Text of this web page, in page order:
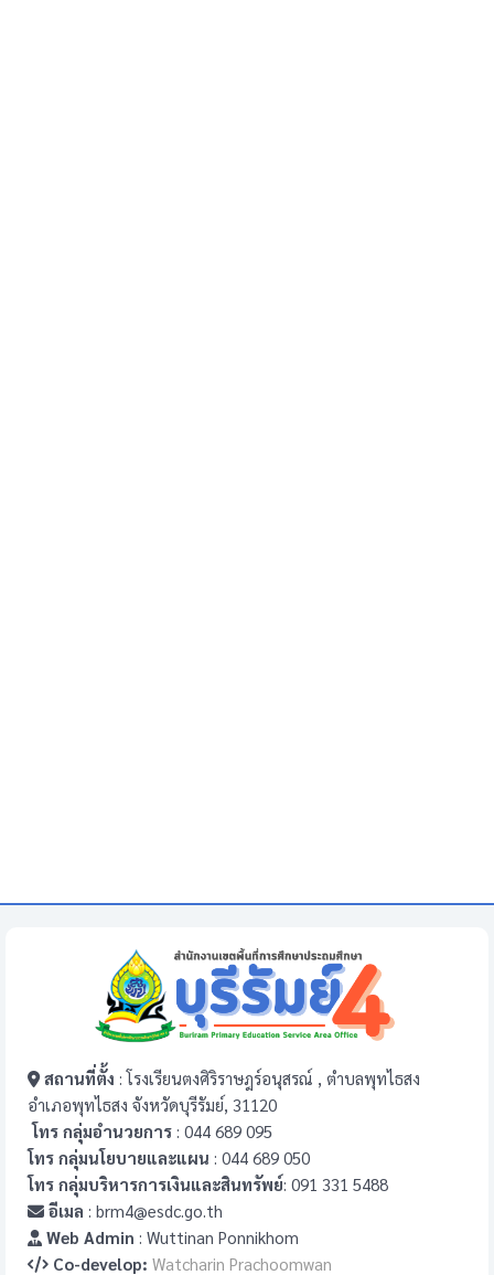
สถานที่ตั้ง : โรงเรียนตงศิริราษฎร์อนุสรณ์ , ตำบลพุทไธสง
อำเภอพุทไธสง จังหวัดบุรีรัมย์, 31120
โทร กลุ่มอำนวยการ : 044 689 095
โทร กลุ่มนโยบายและแผน : 044 689 050
โทร กลุ่มบริหารการเงินและสินทรัพย์: 091 331 5488
อีเมล : brm4@esdc.go.th
Web Admin : Wuttinan Ponnikhom
Co-develop: Watcharin Prachoomwan